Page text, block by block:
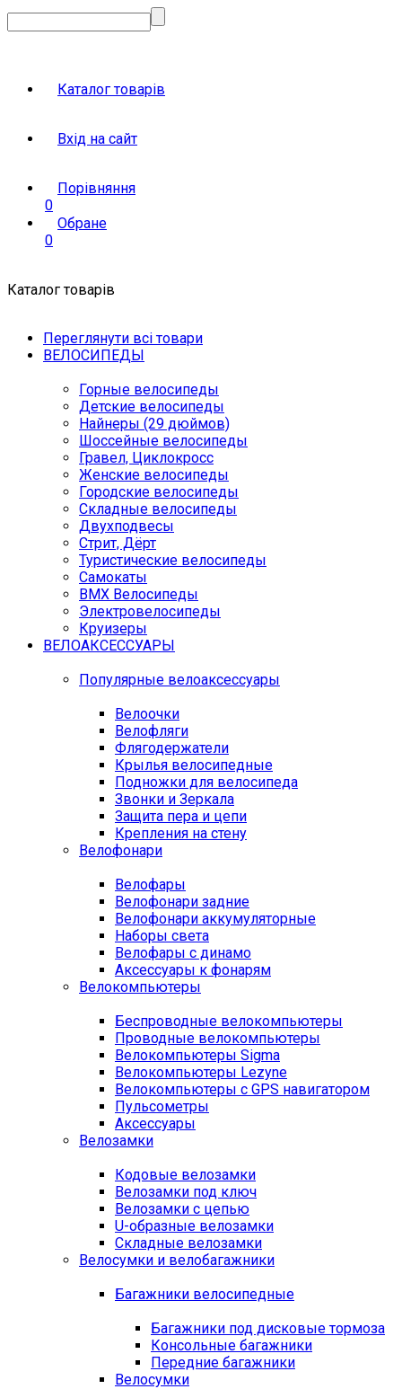
Каталог товарів
Вхід на сайт
Порівняння
0
Обране
0
Каталог товарів
Переглянути всі товари
ВЕЛОСИПЕДЫ
Горные велосипеды
Детские велосипеды
Найнеры (29 дюймов)
Шоссейные велосипеды
Гравел, Циклокросс
Женские велосипеды
Городcкие велосипеды
Складные велосипеды
Двухподвесы
Стрит, Дёрт
Туристические велосипеды
Самокаты
BMX Велосипеды
Электровелосипеды
Круизеры
ВЕЛОАКСЕССУАРЫ
Популярные велоаксессуары
Велоочки
Велофляги
Флягодержатели
Крылья велосипедные
Подножки для велосипеда
Звонки и Зеркала
Защита пера и цепи
Крепления на стену
Велофонари
Велофары
Велофонари задние
Велофонари аккумуляторные
Наборы света
Велофары с динамо
Аксессуары к фонарям
Велокомпьютеры
Беспроводные велокомпьютеры
Проводные велокомпьютеры
Велокомпьютеры Sigma
Велокомпьютеры Lezyne
Велокомпьютеры с GPS навигатором
Пульсометры
Аксессуары
Велозамки
Кодовые велозамки
Велозамки под ключ
Велозамки с цепью
U-образные велозамки
Складные велозамки
Велосумки и велобагажники
Багажники велосипедные
Багажники под дисковые тормоза
Консольные багажники
Передние багажники
Велосумки